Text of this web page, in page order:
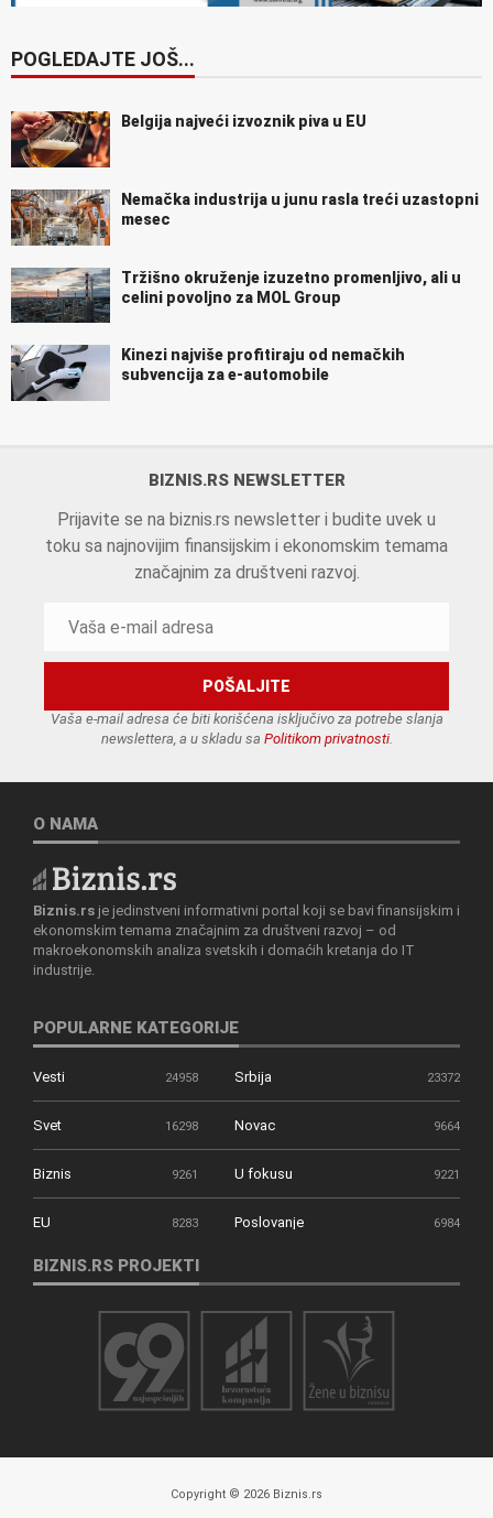
POGLEDAJTE JOŠ...
Belgija najveći izvoznik piva u EU
Nemačka industrija u junu rasla treći uzastopni
mesec
Tržišno okruženje izuzetno promenljivo, ali u
celini povoljno za MOL Group
Kinezi najviše profitiraju od nemačkih
subvencija za e-automobile
BIZNIS.RS NEWSLETTER
Prijavite se na biznis.rs newsletter i budite uvek u
toku sa najnovijim finansijskim i ekonomskim temama
značajnim za društveni razvoj.
Vaša e-mail adresa će biti korišćena isključivo za potrebe slanja
newslettera, a u skladu sa Politikom privatnosti.
O NAMA
Biznis.rs je jedinstveni informativni portal koji se bavi finansijskim i
ekonomskim temama značajnim za društveni razvoj – od
makroekonomskih analiza svetskih i domaćih kretanja do IT
industrije.
POPULARNE KATEGORIJE
Vesti 24958 Srbija 23372
Svet 16298 Novac 9664
Biznis 9261 U fokusu 9221
EU 8283 Poslovanje 6984
BIZNIS.RS PROJEKTI
Copyright © 2026 Biznis.rs